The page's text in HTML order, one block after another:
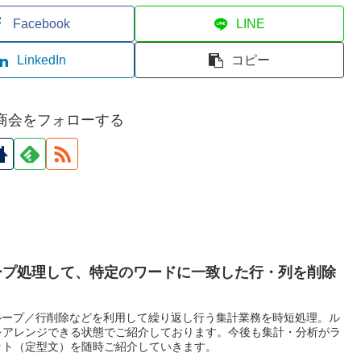
Facebook LINE
LinkedIn コピー
会をフォローする
処理して、特定のワードに一致した行・列を削除
プ／行削除などを利用して繰り返し行う集計業務を時短処理。ル
レンジできる状態でご紹介しております。今後も集計・分析がラ
（定型文）を随時ご紹介していきます。